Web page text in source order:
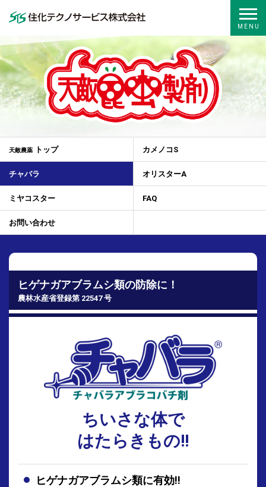
天敵農薬 トップ カメノコS
チャバラ オリスターA
ミヤコスター FAQ
お問い合わせ
ヒゲナガアブラムシ類の防除に！
農林水産省登録第 22547 号
ちいさな体で
はたらきもの!!
ヒゲナガアブラムシ類に有効!!